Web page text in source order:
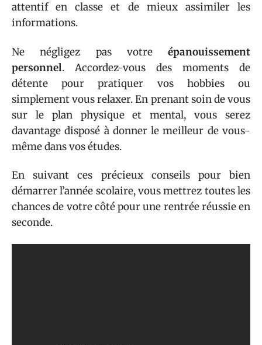
attentif en classe et de mieux assimiler les
informations.
Ne négligez pas votre épanouissement
personnel. Accordez-vous des moments de
détente pour pratiquer vos hobbies ou
simplement vous relaxer. En prenant soin de vous
sur le plan physique et mental, vous serez
davantage disposé à donner le meilleur de vous-
même dans vos études.
En suivant ces précieux conseils pour bien
démarrer l’année scolaire, vous mettrez toutes les
chances de votre côté pour une rentrée réussie en
seconde.